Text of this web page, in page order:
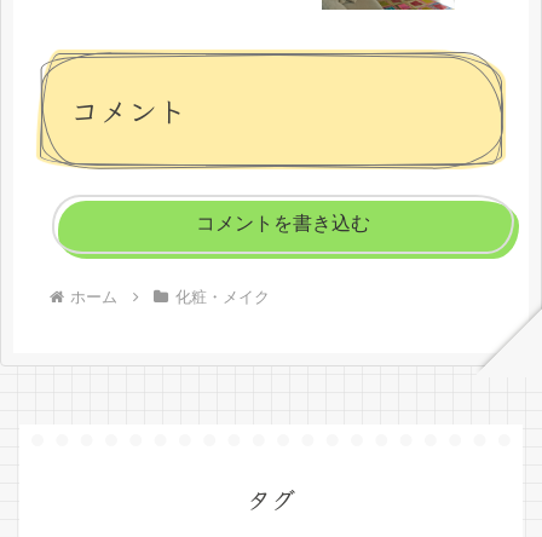
コメント
コメントを書き込む
ホーム 化粧・メイク
タグ